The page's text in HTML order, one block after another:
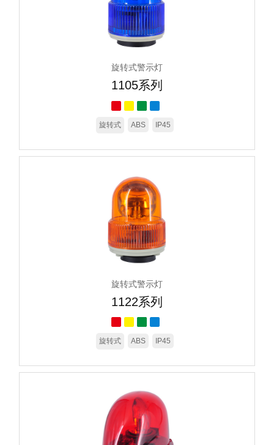
旋转式警示灯
1105系列
旋转式 ABS IP45
旋转式警示灯
1122系列
旋转式 ABS IP45